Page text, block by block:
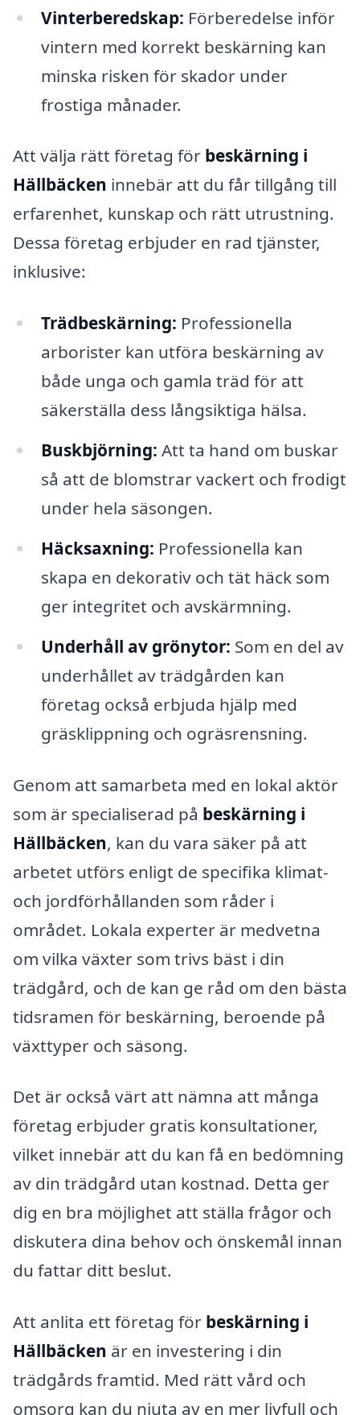
Vinterberedskap: Förberedelse inför
vintern med korrekt beskärning kan
minska risken för skador under
frostiga månader.
Att välja rätt företag för beskärning i
Hällbäcken innebär att du får tillgång till
erfarenhet, kunskap och rätt utrustning.
Dessa företag erbjuder en rad tjänster,
inklusive:
Trädbeskärning: Professionella
arborister kan utföra beskärning av
både unga och gamla träd för att
säkerställa dess långsiktiga hälsa.
Buskbjörning: Att ta hand om buskar
så att de blomstrar vackert och frodigt
under hela säsongen.
Häcksaxning: Professionella kan
skapa en dekorativ och tät häck som
ger integritet och avskärmning.
Underhåll av grönytor: Som en del av
underhållet av trädgården kan
företag också erbjuda hjälp med
gräsklippning och ogräsrensning.
Genom att samarbeta med en lokal aktör
som är specialiserad på beskärning i
Hällbäcken, kan du vara säker på att
arbetet utförs enligt de specifika klimat-
och jordförhållanden som råder i
området. Lokala experter är medvetna
om vilka växter som trivs bäst i din
trädgård, och de kan ge råd om den bästa
tidsramen för beskärning, beroende på
växttyper och säsong.
Det är också värt att nämna att många
företag erbjuder gratis konsultationer,
vilket innebär att du kan få en bedömning
av din trädgård utan kostnad. Detta ger
dig en bra möjlighet att ställa frågor och
diskutera dina behov och önskemål innan
du fattar ditt beslut.
Att anlita ett företag för beskärning i
Hällbäcken är en investering i din
trädgårds framtid. Med rätt vård och
omsorg kan du njuta av en mer livfull och